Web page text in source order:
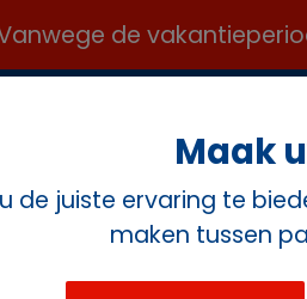
Vanwege de
Maak
de juiste ervaring te
maken tussen